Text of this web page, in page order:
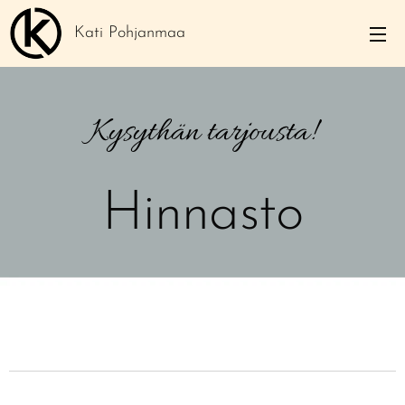
Kati Pohjanmaa
Kysythän tarjousta!
Hinnasto